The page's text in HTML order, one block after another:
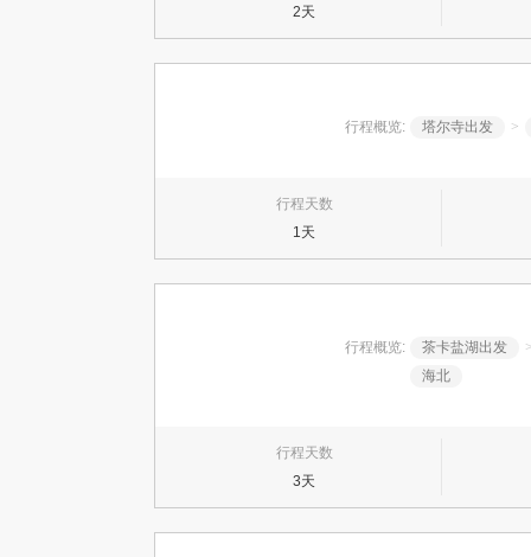
2天
行程概览: 塔尔寺出发 >
行程天数
1天
行程概览: 茶卡盐湖出发
海北
行程天数
3天